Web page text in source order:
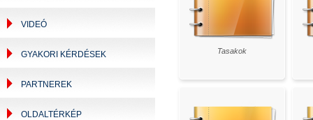
VIDEÓ
GYAKORI KÉRDÉSEK
PARTNEREK
OLDALTÉRKÉP
Tasakok